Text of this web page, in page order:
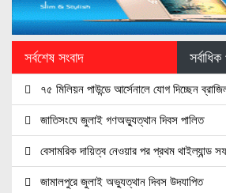
সর্বশেষ সংবাদ
৭৫ মিলিয়ন পাউন্ডে আর্সেনালে যোগ দিচ্ছেন
জাতিসংঘে জুলাই গণঅভ্যুত্থান দিবস পালিত
বেসামরিক দায়িত্ব নেওয়ার পর প্রথম থাইল্যান্ড
জামালপুরে জুলাই অভ্যুত্থান দিবস উদযাপিত